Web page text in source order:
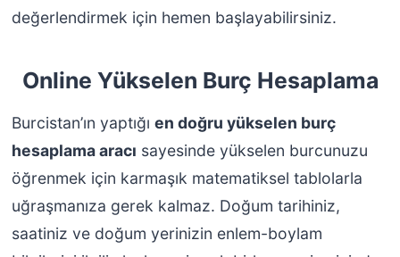
değerlendirmek için hemen başlayabilirsiniz.
Online Yükselen Burç Hesaplama
Burcistan’ın yaptığı en doğru yükselen burç
hesaplama aracı sayesinde yükselen burcunuzu
öğrenmek için karmaşık matematiksel tablolarla
uğraşmanıza gerek kalmaz. Doğum tarihiniz,
saatiniz ve doğum yerinizin enlem-boylam